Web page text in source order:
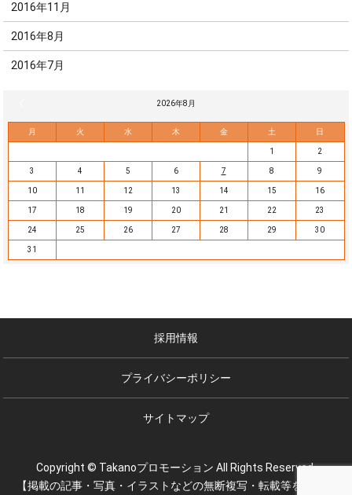
2016年11月
2016年8月
2016年7月
2026年8月
月 火 水 木 金 土 日
1 2
3 4 5 6 7 8 9
10 11 12 13 14 15 16
17 18 19 20 21 22 23
24 25 26 27 28 29 30
31
採用情報
プライバシーポリシー
サイトマップ
Copyright © Takanoプロモーション All Rights Reserved.
【掲載の記事・写真・イラストなどの無断複写・転載等を禁じま